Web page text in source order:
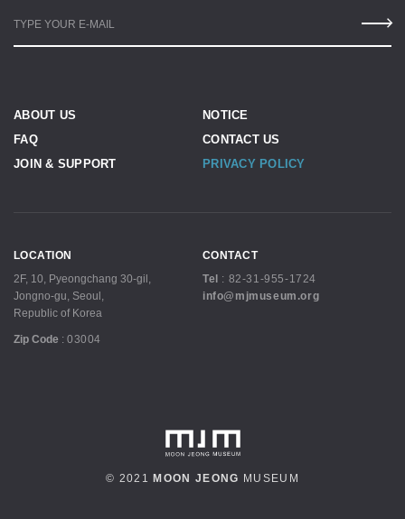
TYPE YOUR E-MAIL
ABOUT US
NOTICE
FAQ
CONTACT US
JOIN & SUPPORT
PRIVACY POLICY
LOCATION
2F, 10, Pyeongchang 30-gil,
Jongno-gu, Seoul,
Republic of Korea
Zip Code : 03004
CONTACT
Tel
: 82-31-955-1724
info@mjmuseum.org
© 2021 MOON JEONG MUSEUM